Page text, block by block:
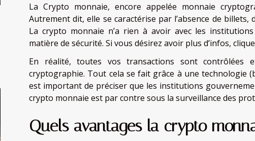
La Crypto monnaie, encore appelée monnaie
Autrement dit, elle se caractérise par l’absence de billets,
La crypto monnaie n’a rien à avoir avec les
matière de sécurité. Si vous désirez avoir plus d’infos,
En réalité, toutes vos transactions sont contrôlées
cryptographie. Tout cela se fait grâce à une technologie
est important de préciser que les institutions
crypto monnaie est par contre sous la surveillance des
Quels avantages la crypto